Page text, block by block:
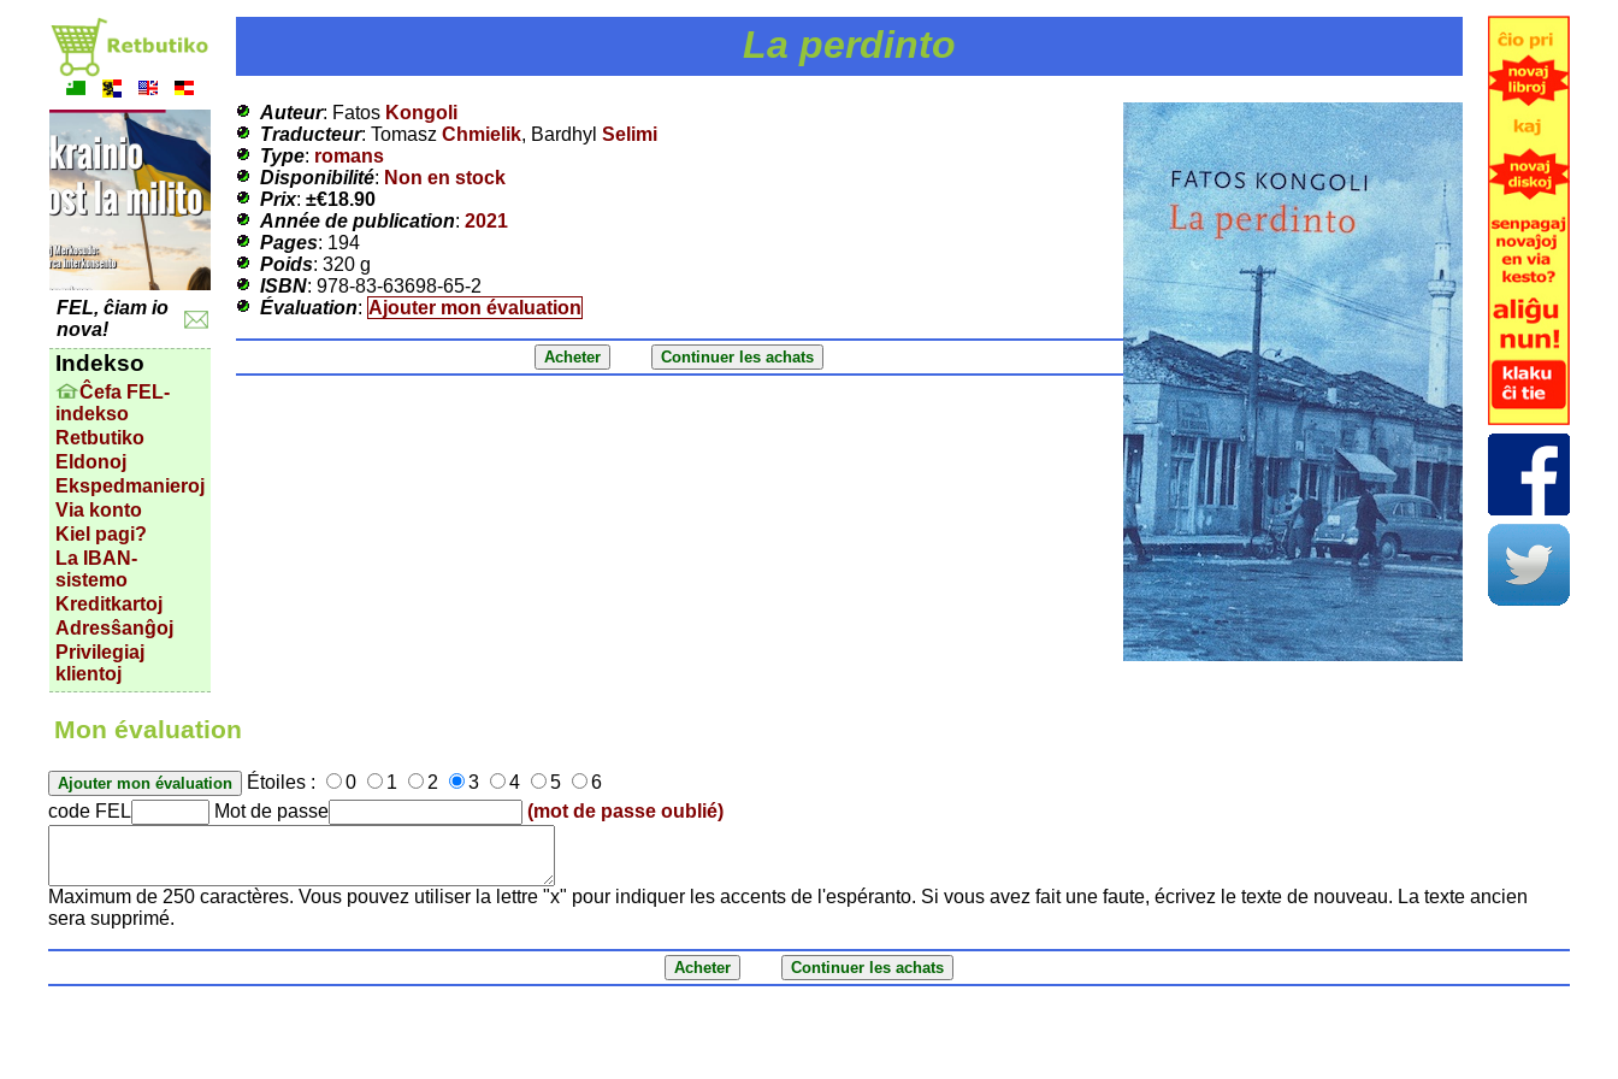
FEL, ĉiam io
nova!
Indekso
Ĉefa FEL-
indekso
Retbutiko
Eldonoj
Ekspedmanieroj
Via konto
Kiel pagi?
La IBAN-
sistemo
Kreditkartoj
Adresŝanĝoj
Privilegiaj
klientoj
La perdinto
Auteur: Fatos Kongoli
Traducteur: Tomasz Chmielik, Bardhyl Selimi
Type: romans
Disponibilité: Non en stock
Prix: ±€18.90
Année de publication: 2021
Pages: 194
Poids: 320 g
ISBN: 978-83-63698-65-2
Évaluation: Ajouter mon évaluation
Mon évaluation
Étoiles : 0 1 2 3 4 5
6
code FEL
Mot de passe (mot de passe oublié)
Maximum de 250 caractères. Vous pouvez utiliser la lettre "x" pour indiquer les accents de l'espéranto. Si vous avez fait une faute, écrivez le texte de nouveau. La texte ancien
sera supprimé.